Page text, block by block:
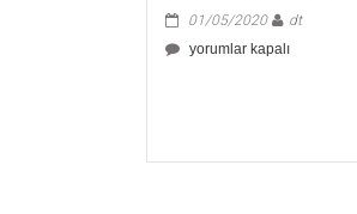
01/05/2020
dt
Orhan
yorumlar kapalı